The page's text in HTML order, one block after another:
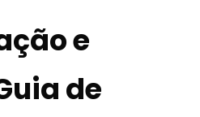
e
de